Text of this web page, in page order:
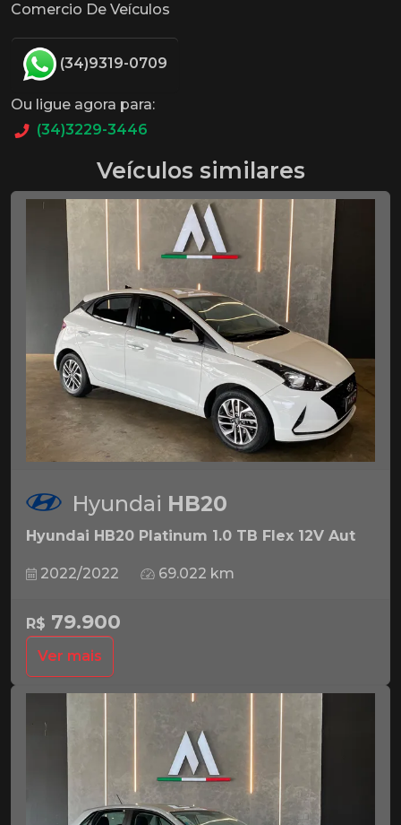
Comercio De Veículos
(34)9319-0709
Ou ligue agora para:
(34)3229-3446
Veículos similares
Hyundai HB20
Hyundai HB20 Platinum 1.0 TB Flex 12V Aut
2022/2022 69.022 km
R$ 79.900
Ver mais